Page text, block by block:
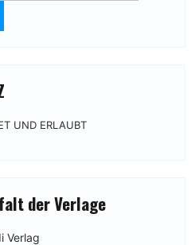
UND ERLAUBT
der Verlage
Verlag